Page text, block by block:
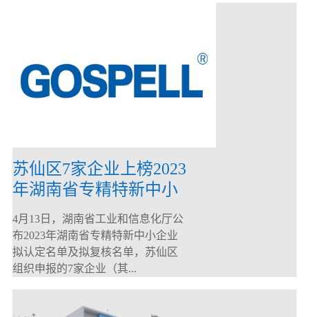
苏仙区7家企业上榜2023
年湖南省专精特新中小
企业
4月13日，湖南省工业和信息化厅公
布2023年湖南省专精特新中小企业
拟认定名单及拟复核名单，苏仙区
组织申报的7家企业（其...